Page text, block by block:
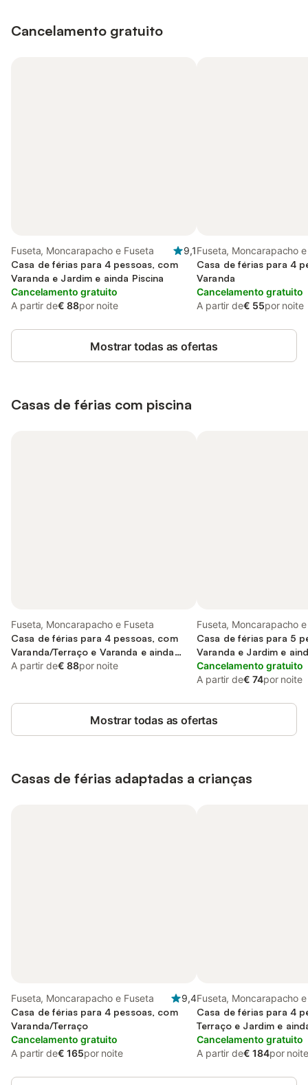
Cancelamento gratuito
Fuseta, Moncarapacho e Fuseta
9,1
Casa de férias para 4 pessoas, com
Varanda e Jardim e ainda Piscina
Cancelamento gratuito
A partir de€ 88por noite
Fuseta, Moncarapacho
Casa de férias para 4
Varanda
Cancelamento gratuito
A partir de€ 55por noite
Mostrar todas as ofertas
Casas de férias com piscina
Fuseta, Moncarapacho e Fuseta
Casa de férias para 4 pessoas, com
Varanda/Terraço e Varanda e ainda
Piscina
A partir de€ 88por noite
Fuseta, Moncarapacho
Casa de férias para 5
Varanda e Jardim e
Cancelamento gratuito
A partir de€ 74por noite
Mostrar todas as ofertas
Casas de férias adaptadas a crianças
Fuseta, Moncarapacho e Fuseta
9,4
Casa de férias para 4 pessoas, com
Varanda/Terraço
Cancelamento gratuito
A partir de€ 165por noite
Fuseta, Moncarapacho
Casa de férias para 4
Terraço e Jardim e
Cancelamento gratuito
A partir de€ 184por noite